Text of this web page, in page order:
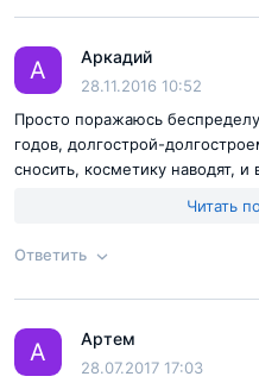
Согласен справилами
Отправить комментарий
Ответ на отзыв
Согласен справилами
Отправить комментарий
А Аркадий
28.11.2016 10:52
Просто поражаюсь
годов, долгострой-
сносить, косметику наводят,
связывайтесь с этим
Читать
Ответить
Ответ на отзыв
А Артем
28.07.2017 17:03